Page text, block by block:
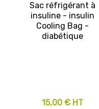
Sac réfrigérant à
insuline - insulin
Cooling Bag -
diabétique
15,00 € HT